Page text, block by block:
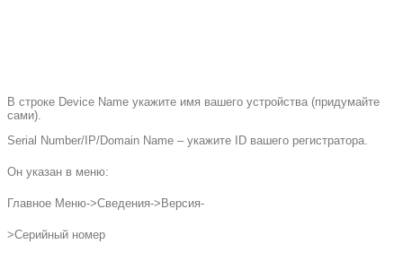
В строке Device Name укажите имя вашего устройства (придумайте
сами).
Serial Number/IP/Domain Name – укажите ID вашего регистратора.
Он указан в меню:
Главное Меню->Сведения->Версия-
>Серийный номер